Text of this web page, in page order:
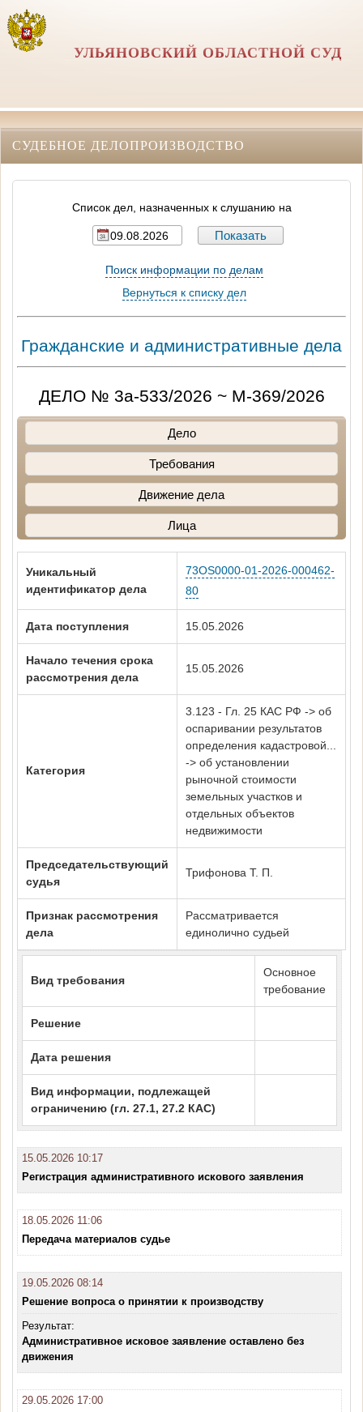
УЛЬЯНОВСКИЙ ОБЛАСТНОЙ СУД
СУДЕБНОЕ ДЕЛОПРОИЗВОДСТВО
Список дел, назначенных к слушанию на
Поиск информации по делам
Вернуться к списку дел
Гражданские и административные дела
ДЕЛО № 3а-533/2026 ~ М-369/2026
Дело
Требования
Движение дела
Лица
Уникальный
идентификатор дела
73OS0000-01-2026-000462-
80
Дата поступления 15.05.2026
Начало течения срока
рассмотрения дела
15.05.2026
Категория
3.123 - Гл. 25 КАС РФ -> об
оспаривании результатов
определения кадастровой...
-> об установлении
рыночной стоимости
земельных участков и
отдельных объектов
недвижимости
Председательствующий
судья
Трифонова Т. П.
Признак рассмотрения
дела
Рассматривается
единолично судьей
Вид требования
Основное
требование
Решение
Дата решения
Вид информации, подлежащей
ограничению (гл. 27.1, 27.2 КАС)
15.05.2026 10:17
Регистрация административного искового заявления
18.05.2026 11:06
Передача материалов судье
19.05.2026 08:14
Решение вопроса о принятии к производству
Результат:
Административное исковое заявление оставлено без
движения
29.05.2026 17:00